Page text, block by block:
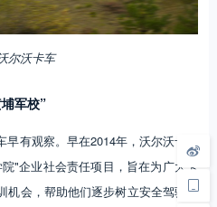
尔沃卡车
军校”
有观察。早在2014年，沃尔沃卡车
"企业社会责任项目，旨在为广大卡
机会，帮助他们逐步树立安全驾驶和